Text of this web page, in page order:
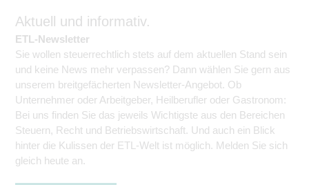
Aktuell und informativ.
ETL-Newsletter
Sie wollen steuerrechtlich stets auf dem aktuellen Stand sein
und keine News mehr verpassen? Dann wählen Sie gern aus
unserem breitgefächerten Newsletter-Angebot. Ob
Unternehmer oder Arbeitgeber, Heilberufler oder Gastronom:
Bei uns finden Sie das jeweils Wichtigste aus den Bereichen
Steuern, Recht und Betriebswirtschaft. Und auch ein Blick
hinter die Kulissen der ETL-Welt ist möglich. Melden Sie sich
gleich heute an.